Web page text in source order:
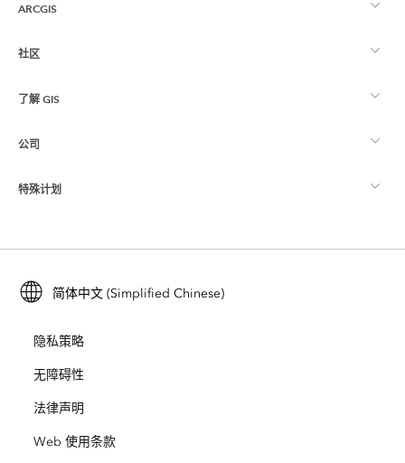
ARCGIS
ArcGIS 概览
制图
Esri Store
社区
Esri 社区
ArcGIS 博客
用户研究和测试
Esri 年轻专家关系网
了解 GIS
什么是 GIS？
位置智能
培训
ArcUser
ArcNews
ArcWatch
Esri Press
公司
关于 Esri
招贤纳士
开放视野
业务行为准则
特殊计划
ArcGIS for Student Use
保护
教育
简体中文 (Simplified Chinese)
隐私策略
无障碍性
法律声明
Web 使用条款